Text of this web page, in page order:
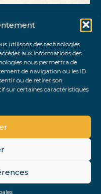
utilisons des technologies
aux informations des
nous permettra de
de navigation ou les ID
ou de retirer son
sur certaines caractéristiques